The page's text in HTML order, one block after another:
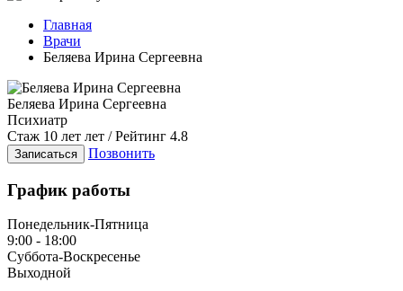
Главная
Врачи
Беляева Ирина Сергеевна
Беляева Ирина Сергеевна
Психиатр
Стаж 10 лет лет / Рейтинг 4.8
Записаться Позвонить
График работы
Понедельник-Пятница
9:00 - 18:00
Суббота-Воскресенье
Выходной